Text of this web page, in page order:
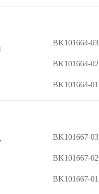
BK101664-03
BK101664-02
BK101664-01
BK101667-03
BK101667-02
BK101667-01